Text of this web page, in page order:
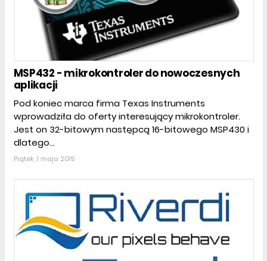
MSP432 - mikrokontroler do nowoczesnych
aplikacji
Pod koniec marca firma Texas Instruments
wprowadziła do oferty interesujący mikrokontroler.
Jest on 32-bitowym następcą 16-bitowego MSP430 i
dlatego...
Piątek, 1 maja 2015